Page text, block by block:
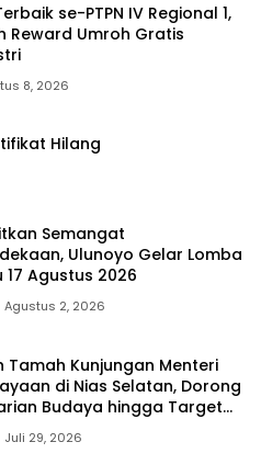
se-PTPN IV Regional 1,
Reward Umroh Gratis
8, 2026
Hilang
Semangat
Ulunoyo Gelar Lomba
17 Agustus 2026
Agustus 2, 2026
Tamah Kunjungan Menteri
di Nias Selatan, Dorong
Budaya hingga Target
Juli 29, 2026